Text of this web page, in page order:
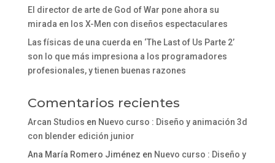
El director de arte de God of War pone ahora su
mirada en los X-Men con diseños espectaculares
Las físicas de una cuerda en ‘The Last of Us Parte 2’
son lo que más impresiona a los programadores
profesionales, y tienen buenas razones
Comentarios recientes
Arcan Studios en Nuevo curso : Diseño y animación 3d
con blender edición junior
Ana María Romero Jiménez en Nuevo curso : Diseño y